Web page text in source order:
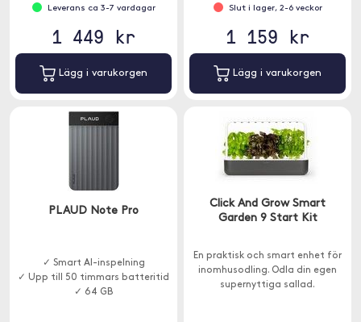
Leverans ca 3-7 vardagar
1 449 kr
Lägg i varukorgen
Slut i lager, 2-6 veckor
1 159 kr
Lägg i varukorgen
PLAUD Note Pro
✓ Smart AI-inspelning
✓ Upp till 50 timmars batteritid
✓ 64 GB
Click And Grow Smart
Garden 9 Start Kit
En praktisk och smart enhet för
inomhusodling. Odla din egen
supernyttiga sallad.